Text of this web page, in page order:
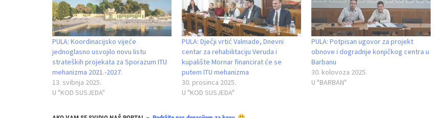
PULA: Koordinacijsko vijeće
jednoglasno usvojilo novu listu
strateških projekata za Sporazum ITU
mehanizma 2021.-2027.
13. svibnja 2025.
U "KOD SUSJEDA"
PULA: Dječji vrtić Valmade, Dnevni
centar za rehabilitaciju Veruda i
kupalište Mornar financirat će se
putem ITU mehanizma
30. prosinca 2025.
U "KOD SUSJEDA"
PULA: Potpisan ugovor za projekt
obnove i dogradnje konjičkog centra u
Barbanu
30. kolovoza 2025.
U "BARBAN"